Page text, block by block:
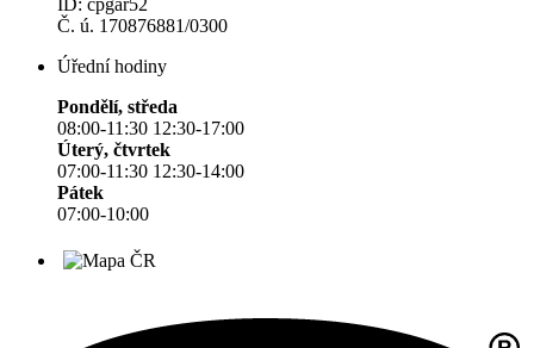
ID: cpgar52
Č. ú. 170876881/0300
Úřední hodiny
Pondělí, středa
08:00-11:30 12:30-17:00
Úterý, čtvrtek
07:00-11:30 12:30-14:00
Pátek
07:00-10:00